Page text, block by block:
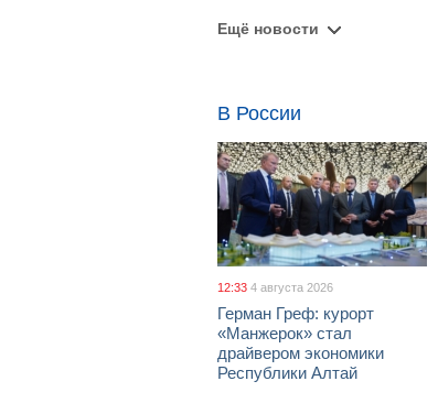
Ещё новости
В России
12:33 4 августа 2026
Герман Греф: курорт
«Манжерок» стал
драйвером экономики
Республики Алтай